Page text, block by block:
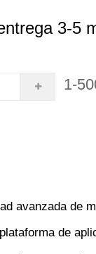
3-5
1-
avanzada de
de